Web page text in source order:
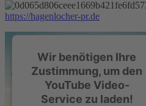
https://hagenlocher-pr.de
Wir benötigen Ihre
Zustimmung, um den
YouTube Video-
Service zu laden!